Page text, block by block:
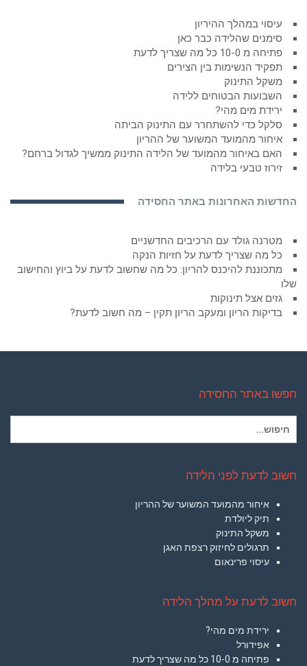
עיסוי במהלך ההיריון
סימנים שהלידה כבר כאן
פתיחה מ 10-0 כל מה שצריך לדעת
תפקיד הנשימות בין הצירים
משקל התינוק
השבועות הבטוחים ללידה
ירידת מים מהי?
סלקל כדי להשתחרר עם התינוק הביתה
איחור מהמועד המשוער של ההריון
האם באיחור מהמועד של הלידה התינוק ממשיך לגדול ברחם?
זירוז טבעי בלידה
החדשות האחרונות באתר החסידה
מטרנה גולד עם הרכיבים החדשניים
כל מה שצריך לדעת על חזיות הנקה
מתכוננת להיכנס להריון: כל מה שחשוב לדעת על ביוץ והחישוב
שלו
גזים אצל תינוקות
בדיקות הריון ומעקב הריון תקין – מה חשוב לדעת?
חפשו באתר החסידה
עבור:
חשוב לדעת לפני הלידה
איחור מהמועד המשוער של ההריון
תיק ליולדת
משקל התינוק
תרגולים לחיזוק רצפת האגן
עיסוי פרינאום
חשוב לדעת על מהלך הלידה
ירידת מים מהי?
אפידורל
פתיחה מ 10-0 כל מה שצריך לדעת